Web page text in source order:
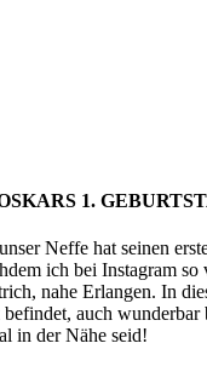
1.
Neffe hat seinen
ich bei Instagram
nahe Erlangen. In
auch
in der Nähe seid!